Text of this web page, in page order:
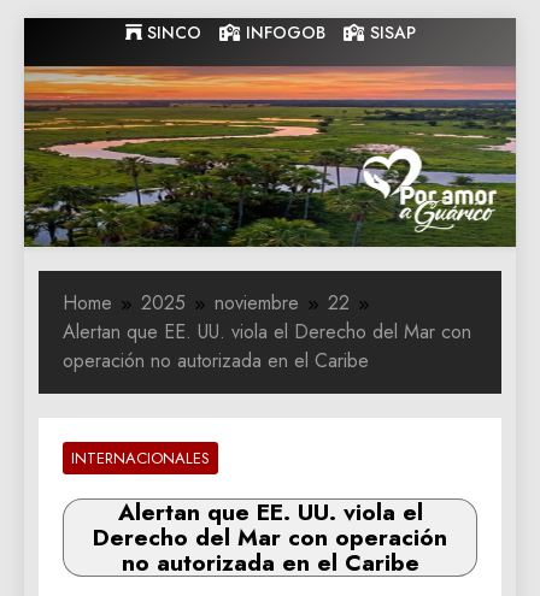
to
content
SINCO INFOGOB SISAP
Gobernacion
de Guarico
Gobernacion de Guarico
Home 2025 noviembre
22
Alertan que EE. UU. viola el Derecho del Mar con
operación no autorizada en el Caribe
INTERNACIONALES
Alertan que EE. UU. viola el
Derecho del Mar con operación
no autorizada en el Caribe